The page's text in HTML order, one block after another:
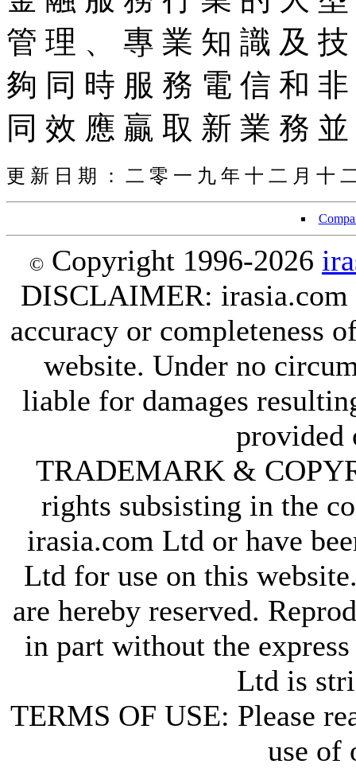
管 理 、 專 業 知 識 及
夠 同 時 服 務 電 信 和
同 效 應 贏 取 新 業 務
更 新 日 期 ： 二 零 一 九 年 十 二 月 十
© Copyright 1996-2026
DISCLAIMER: irasia.com
accuracy or completeness
website. Under no
liable for damages
provided
TRADEMARK &
rights subsisting in the
irasia.com Ltd or have
Ltd for use on this
are hereby reserved.
in part without the
Ltd is
TERMS OF USE: Please
use of